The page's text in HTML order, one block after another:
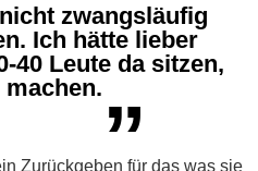
zwangsläufig
Ich hätte lieber
40 Leute da sitzen,
”
Zurückgeben für das was sie